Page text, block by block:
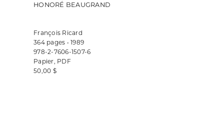
HONORÉ BEAUGRAND
François Ricard
364 pages • 1989
978-2-7606-1507-6
Papier, PDF
50,00 $